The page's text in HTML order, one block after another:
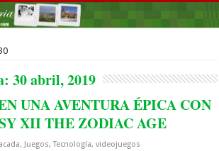
30 abril, 2019
UNA AVENTURA ÉPICA CON
XII THE ZODIAC AGE
, Juegos,Tecnología,videojuegos